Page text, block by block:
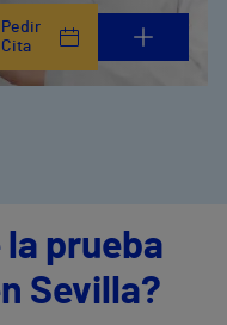
Pedir
Cita
la prueba
Sevilla?